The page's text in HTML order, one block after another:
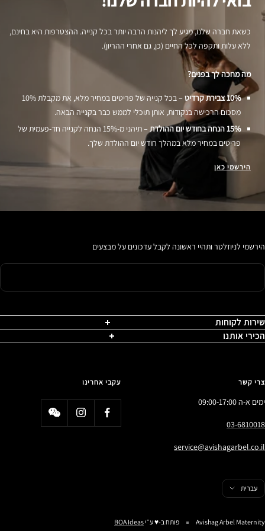
כשאת חברה שלנו, מגיע לך ליהנות הרבה יותר בכל קנייה. ההצטרפות היא בחינם,
ללא עלות ותקפה לכל החיים (כן, גם אחרי ההריון).
מה מחכה לך בפנים?
10% צבירת קרדיט
– בכל קנייה של פריטים במחיר מלא, את מקבלת 10%
מסכום הרכישה בנקודות, אותן תוכלי לממש כבר בקנייה הבאה.
15% הנחה בחודש יום ההולדת
– תיהני מ-15% הנחה לקנייה חד-פעמית של
פריטים במחיר מלא במהלך חודש יום ההולדת שלך.
הירשמי כאן
הירשמי לניוזלטר ותהיי ראשונה לקבל עדכונים על מבצעים
שירות לקוחות
הכירי אותנו
צרי קשר
ימים א-ה 09:00-17:00
03-6810018
service@avishagarbel.co.il
עקבי אחרינו
שפהעברית
Avishag Arbel Maternity פותח ב-♥️ ע״יBOA Ideas